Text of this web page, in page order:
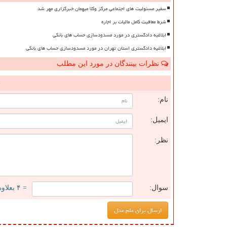
سفیر مسئولیت های اجتماعی مرکز وکلا میهمان خبرگزاری مهر شد
شرط معافیت کامل مالیات بر اجاره
ابلاغیه دادگستری در مورد مسدودسازی حساب های بانکی
ابلاغیه دادگستری استان تهران در مورد مسدودسازی حساب های بانکی
نظرات بینندگان در مورد این مطلب
نام:
ایمیل:
نظر:
سوال: = ۴ بعلاوه ۲